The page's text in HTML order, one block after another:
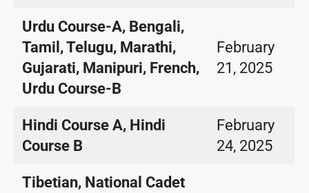
Urdu Course-A, Bengali,
Tamil, Telugu, Marathi,
Gujarati, Manipuri, French,
Urdu Course-B
February
21, 2025
Hindi Course A, Hindi
Course B
February
24, 2025
Tibetian, National Cadet